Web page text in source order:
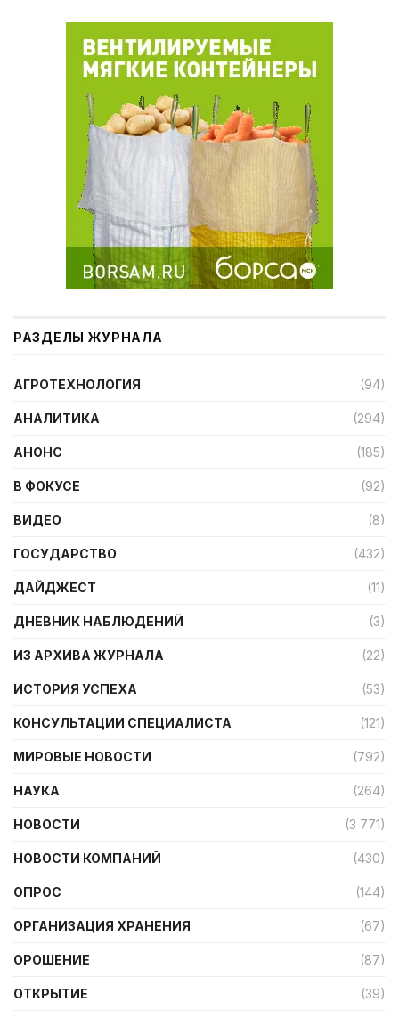
РАЗДЕЛЫ ЖУРНАЛА
АГРОТЕХНОЛОГИЯ (94)
АНАЛИТИКА (294)
АНОНС (185)
В ФОКУСЕ (92)
ВИДЕО (8)
ГОСУДАРСТВО (432)
ДАЙДЖЕСТ (11)
ДНЕВНИК НАБЛЮДЕНИЙ (3)
ИЗ АРХИВА ЖУРНАЛА (22)
ИСТОРИЯ УСПЕХА (53)
КОНСУЛЬТАЦИИ СПЕЦИАЛИСТА (121)
МИРОВЫЕ НОВОСТИ (792)
НАУКА (264)
НОВОСТИ (3 771)
НОВОСТИ КОМПАНИЙ (430)
ОПРОС (144)
ОРГАНИЗАЦИЯ ХРАНЕНИЯ (67)
ОРОШЕНИЕ (87)
ОТКРЫТИЕ (39)